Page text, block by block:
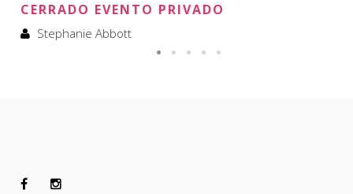
CERRADO EVENTO PRIVADO
Stephanie Abbott